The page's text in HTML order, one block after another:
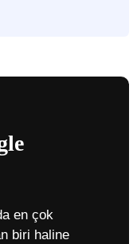
en çok
biri haline